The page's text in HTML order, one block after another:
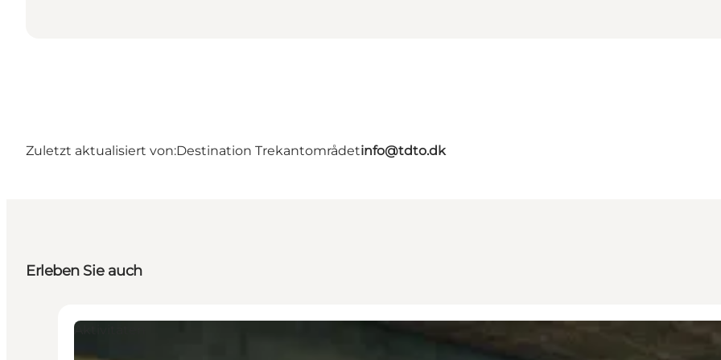
Zuletzt aktualisiert von:Destination Trekantområdetinfo@tdto.dk
Erleben Sie auch
Aktivitäten